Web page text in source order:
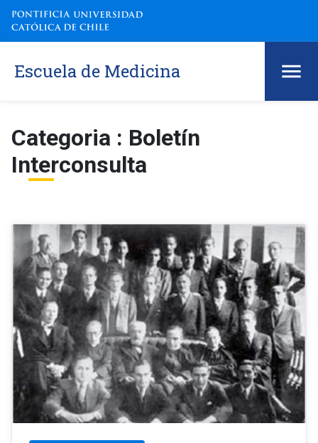
Escuela de Medicina
Categoria : Boletín
Interconsulta